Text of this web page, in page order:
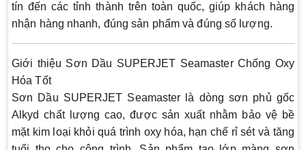
tín đến các tỉnh thành trên toàn quốc, giúp khách hàng
nhận hàng nhanh, đúng sản phẩm và đúng số lượng.
Giới thiệu Sơn Dầu SUPERJET Seamaster Chống Oxy
Hóa Tốt
Sơn Dầu SUPERJET Seamaster là dòng sơn phủ gốc
Alkyd chất lượng cao, được sản xuất nhằm bảo vệ bề
mặt kim loại khỏi quá trình oxy hóa, hạn chế rỉ sét và tăng